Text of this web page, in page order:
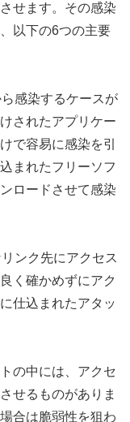
せます。その感染
以下の6つの主要
感染するケースが
されたアプリケー
で容易に感染を引
まれたフリーソフ
ロードさせて感染
ンク先にアクセス
く確かめずにアク
仕込まれたアタッ
の中には、アクセ
せるものがありま
合は脆弱性を狙わ